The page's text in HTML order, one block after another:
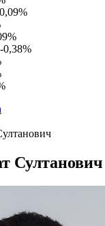
-0,38%
Султанович